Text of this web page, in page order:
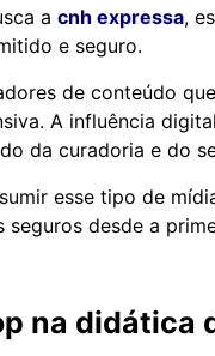
a cnh expressa,
e seguro.
de conteúdo
A influência
da curadoria e do
esse tipo de
desde a
na didática